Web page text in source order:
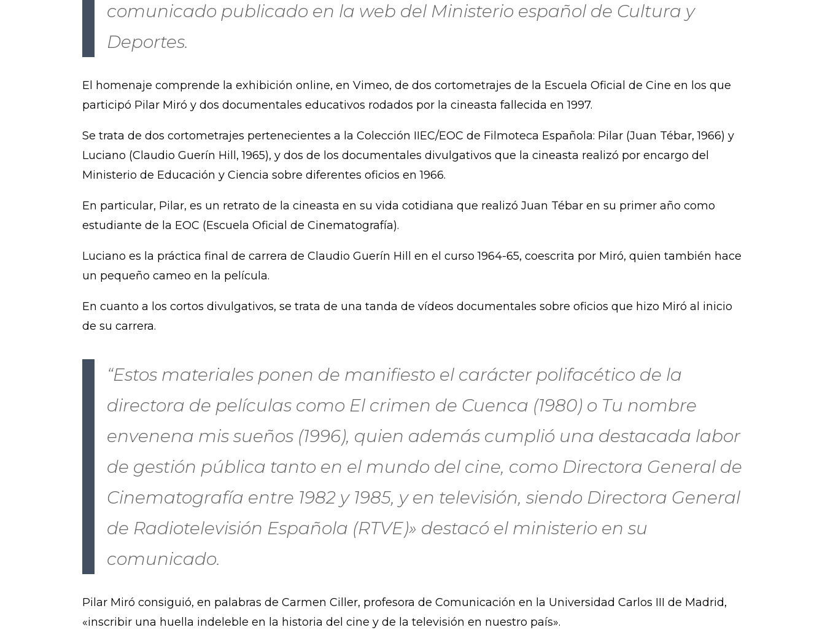
comunicado publicado en la web del Ministerio español de Cultura y
Deportes.
El homenaje comprende la exhibición online, en Vimeo, de dos cortometrajes de la Escuela Oficial de Cine en los que
participó Pilar Miró y dos documentales educativos rodados por la cineasta fallecida en 1997.
Se trata de dos cortometrajes pertenecientes a la Colección IIEC/EOC de Filmoteca Española: Pilar (Juan Tébar, 1966) y
Luciano (Claudio Guerín Hill, 1965), y dos de los documentales divulgativos que la cineasta realizó por encargo del
Ministerio de Educación y Ciencia sobre diferentes oficios en 1966.
En particular, Pilar, es un retrato de la cineasta en su vida cotidiana que realizó Juan Tébar en su primer año como
estudiante de la EOC (Escuela Oficial de Cinematografía).
Luciano es la práctica final de carrera de Claudio Guerín Hill en el curso 1964-65, coescrita por Miró, quien también hace
un pequeño cameo en la película.
En cuanto a los cortos divulgativos, se trata de una tanda de vídeos documentales sobre oficios que hizo Miró al inicio
de su carrera.
“Estos materiales ponen de manifiesto el carácter polifacético de la
directora de películas como El crimen de Cuenca (1980) o Tu nombre
envenena mis sueños (1996), quien además cumplió una destacada labor
de gestión pública tanto en el mundo del cine, como Directora General de
Cinematografía entre 1982 y 1985, y en televisión, siendo Directora General
de Radiotelevisión Española (RTVE)» destacó el ministerio en su
comunicado.
Pilar Miró consiguió, en palabras de Carmen Ciller, profesora de Comunicación en la Universidad Carlos III de Madrid,
«inscribir una huella indeleble en la historia del cine y de la televisión en nuestro país».